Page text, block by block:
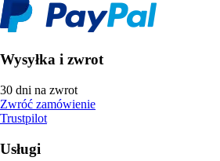
Wysyłka i zwrot
30 dni na zwrot
Zwróć zamówienie
Trustpilot
Usługi